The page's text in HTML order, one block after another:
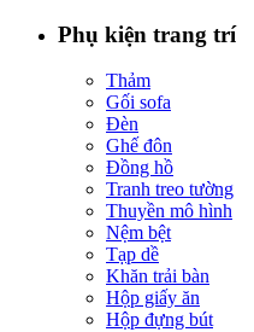
Phụ kiện trang trí
Thảm
Gối sofa
Đèn
Ghế đôn
Đồng hồ
Tranh treo tường
Thuyền mô hình
Nệm bệt
Tạp dề
Khăn trải bàn
Hộp giấy ăn
Hộp đựng bút